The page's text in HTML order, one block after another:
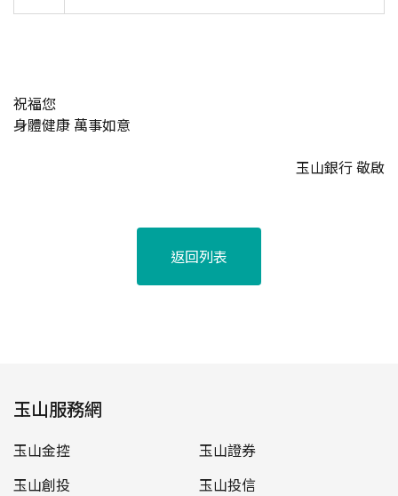
祝福您
身體健康 萬事如意
玉山銀行 敬啟
返回列表
玉山服務網
玉山金控
玉山證券
玉山創投
玉山投信